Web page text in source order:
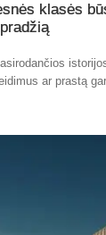
klasės
ar prastą